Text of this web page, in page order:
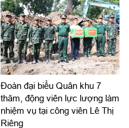
Đoàn đại biểu Quân khu 7
thăm, động viên lực lượng làm
nhiệm vụ tại công viên Lê Thị
Riêng